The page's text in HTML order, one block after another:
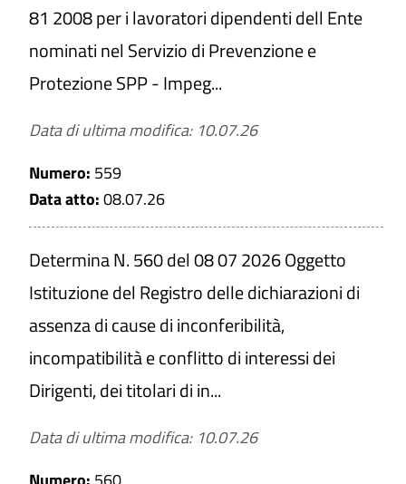
a
81 2008 per i lavoratori dipendenti dell Ente
nominati nel Servizio di Prevenzione e
Protezione SPP - Impeg...
Data di ultima modifica: 10.07.26
Numero: 559
Data atto:08.07.26
Determina N. 560 del 08 07 2026 Oggetto
Istituzione del Registro delle dichiarazioni di
assenza di cause di inconferibilità,
incompatibilità e conflitto di interessi dei
Dirigenti, dei titolari di in...
Data di ultima modifica: 10.07.26